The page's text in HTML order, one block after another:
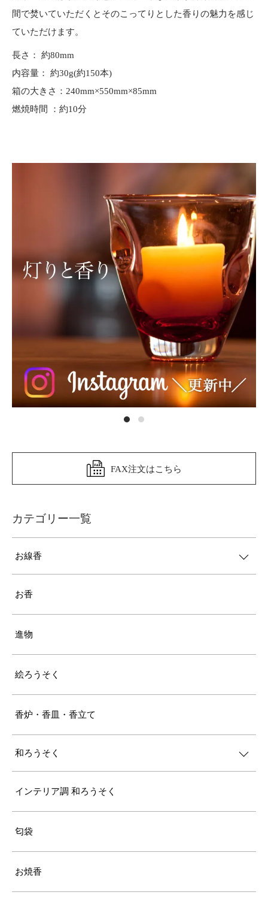
間で焚いていただくとそのこってりとした香りの魅力を感じ
ていただけます。
長さ： 約80mm
内容量： 約30g(約150本)
箱の大きさ：240mm×550mm×85mm
燃焼時間 ：約10分
FAX注文はこちら
カテゴリー一覧
お線香
お香
進物
絵ろうそく
香炉・香皿・香立て
和ろうそく
インテリア調 和ろうそく
匂袋
お焼香